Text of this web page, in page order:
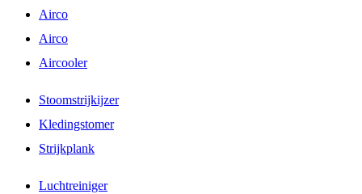
Airco
Airco
Aircooler
Stoomstrijkijzer
Kledingstomer
Strijkplank
Luchtreiniger